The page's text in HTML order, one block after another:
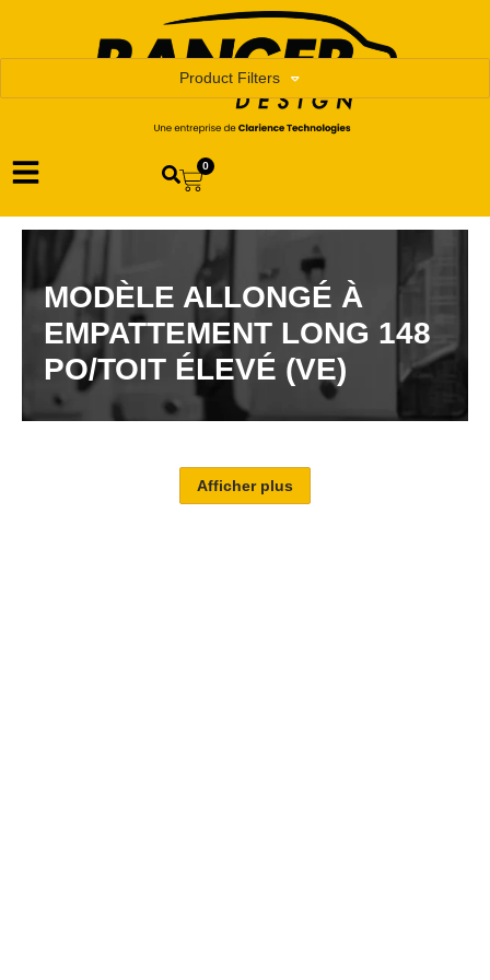
0
MODÈLE ALLONGÉ À
EMPATTEMENT LONG 148
PO/TOIT ÉLEVÉ (VE)
Product Filters